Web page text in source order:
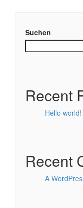
Suchen
Recent
Hello world!
Recent
A